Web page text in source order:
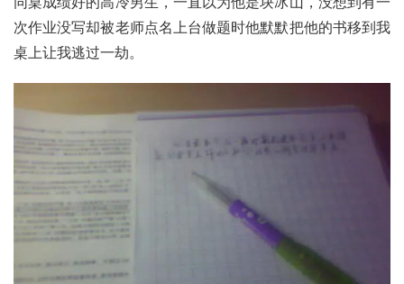
次作业没写却被老师点名上台做题时他默默把他的书移到我
桌上让我逃过一劫。